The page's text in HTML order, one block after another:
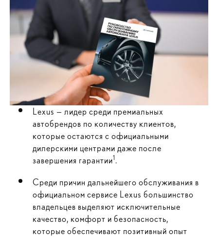
Lexus — лидер среди премиальных
автобрендов по количеству клиентов,
которые остаются с официальными
дилерскими центрами даже после
завершения гарантии1.
Среди причин дальнейшего обслуживания в
официальном сервисе Lexus большинство
владельцев выделяют исключительные
качество, комфорт и безопасность,
которые обеспечивают позитивный опыт